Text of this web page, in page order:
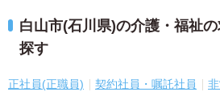
白山市(石川県)の介護・福祉
探す
正社員(正職員) 契約社員・嘱託社員